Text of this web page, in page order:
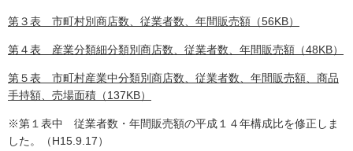
第３表 市町村別商店数、従業者数、年間販売額（56KB）
第４表 産業分類細分類別商店数、従業者数、年間販売額（48KB）
第５表 市町村産業中分類別商店数、従業者数、年間販売額、商品
手持額、売場面積（137KB）
※第１表中 従業者数・年間販売額の平成１４年構成比を修正しま
した。（H15.9.17）